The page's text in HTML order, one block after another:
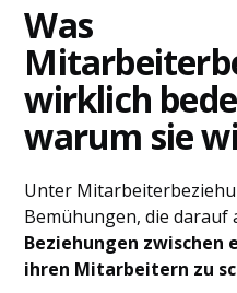
Was
wirklich
warum sie
Unter
Bemühungen, die darauf
Beziehungen zwischen
ihren Mitarbeitern zu